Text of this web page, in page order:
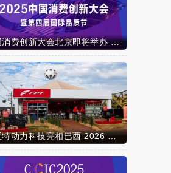
中国消费创新大会北京即将举办 携手智迈电动车引领消费新时代
菲亚特动力科技亮相巴西 2026 年农业展，动力技术提升到新高度